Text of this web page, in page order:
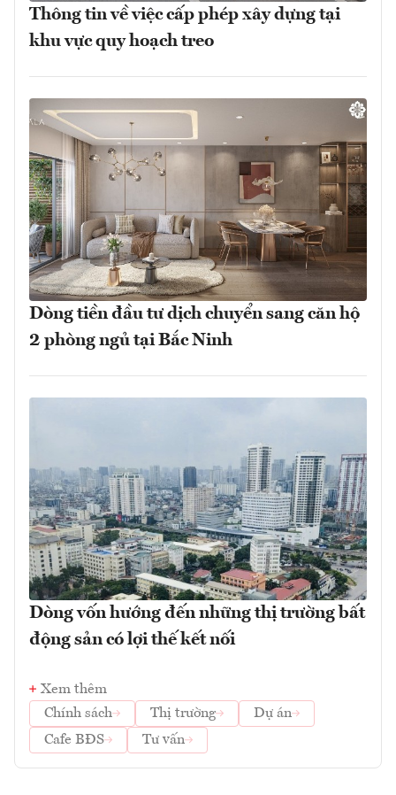
Thông tin về việc cấp phép xây dựng tại
khu vực quy hoạch treo
Dòng tiền đầu tư dịch chuyển sang căn hộ
2 phòng ngủ tại Bắc Ninh
Dòng vốn hướng đến những thị trường bất
động sản có lợi thế kết nối
Xem thêm
Chính sách
Thị trường
Dự án
Cafe BĐS
Tư vấn